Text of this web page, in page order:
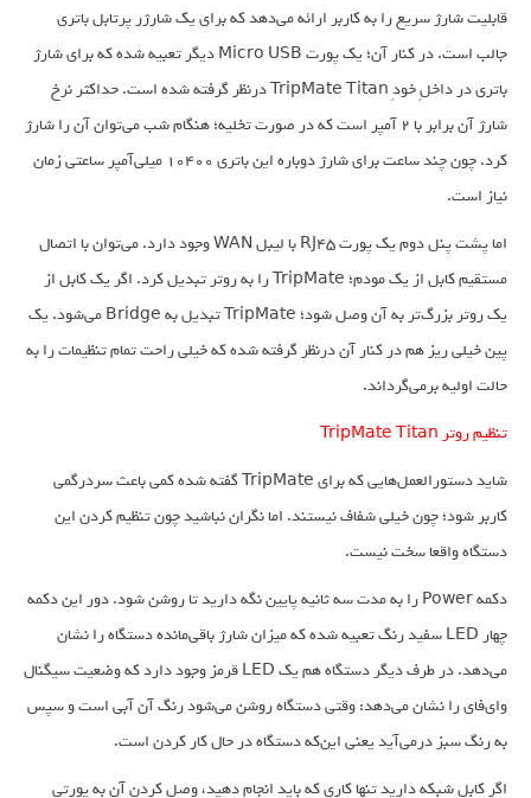
قابلیت شارژ سریع را به کاربر ارائه می‌دهد که برای یک شارژر پرتابل باتری
جالب است. در کنار آن؛ یک پورت Micro USB دیگر تعبیه شده که برای شارژ
باتری در داخلِ خودِ TripMate Titan درنظر گرفته شده است. حداکثر نرخ
شارژ آن برابر با 2 آمپر است که در صورت تخلیه؛ هنگام شب می‌توان آن را شارژ
کرد. چون چند ساعت برای شارژ دوباره این باتری 10400 میلی‌آمپر ساعتی زمان
نیاز است.
اما پشت پنل دوم یک پورت RJ45 با لیبل WAN وجود دارد. می‌توان با اتصال
مستقیم کابل از یک مودم؛ TripMate را به روتر تبدیل کرد. اگر یک کابل از
یک روتر بزرگ‌تر به آن وصل شود؛ TripMate تبدیل به Bridge می‌شود. یک
پین خیلی ریز هم در کنار آن درنظر گرفته شده که خیلی راحت تمام تنظیمات را به
حالت اولیه برمی‌گرداند.
تنظیم روتر TripMate Titan
شاید دستورالعمل‌هایی که برای TripMate گفته شده کمی باعث سردرگمی
کاربر شود؛ چون خیلی شفاف نیستند. اما نگران نباشید چون تنظیم کردن این
دستگاه واقعا سخت نیست.
دکمه Power را به مدت سه ثانیه پایین نگه دارید تا روشن شود. دور این دکمه
چهار LED سفید رنگ تعبیه شده که میزان شارژ باقی‌مانده دستگاه را نشان
می‌دهد. در طرف دیگر دستگاه هم یک LED قرمز وجود دارد که وضعیت سیگنال
وای‌فای را نشان می‌دهد: وقتی دستگاه روشن می‌شود رنگ آن آبی است و سپس
به رنگ سبز درمی‌آید یعنی این‌که دستگاه در حال کار کردن است.
اگر کابل شبکه دارید تنها کاری که باید انجام دهید، وصل کردن آن به پورتی